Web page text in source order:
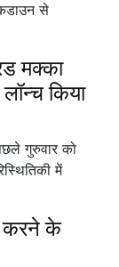
से
मक्का
किया
गुरुवार को
में
करने के